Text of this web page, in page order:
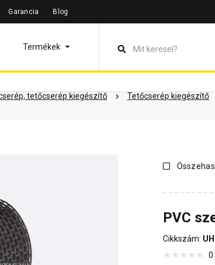
Garancia Blog
Termékek
tetőcserép kiegészítő Tetőcserép kiegészítő
leírás Termékinformáció Dokumentumok
PVC
Cikkszám:
0